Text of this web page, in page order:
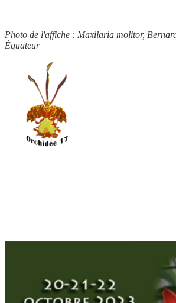
Photo de l'affiche : Maxilaria molitor,
Équateur